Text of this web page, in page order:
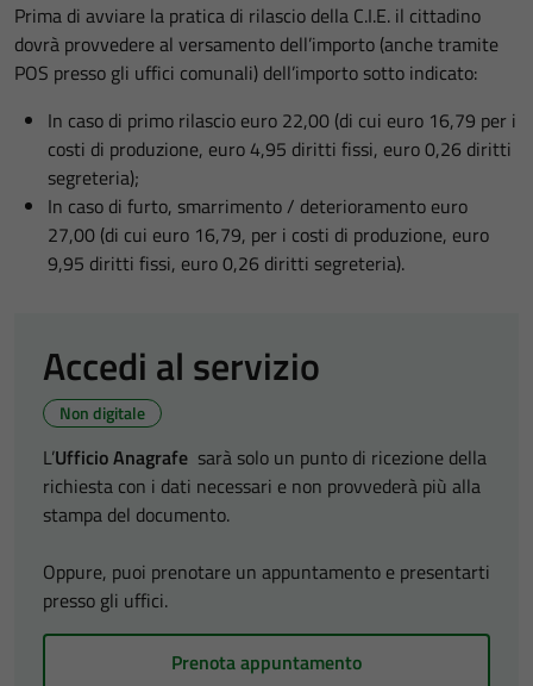
Prima di avviare la pratica di rilascio della C.I.E. il cittadino
dovrà provvedere al versamento dell’importo (anche tramite
POS presso gli uffici comunali) dell’importo sotto indicato:
In caso di primo rilascio euro 22,00 (di cui euro 16,79 per i
costi di produzione, euro 4,95 diritti fissi, euro 0,26 diritti
segreteria);
In caso di furto, smarrimento / deterioramento euro
27,00 (di cui euro 16,79, per i costi di produzione, euro
9,95 diritti fissi, euro 0,26 diritti segreteria).
Accedi al servizio
Non digitale
L’Ufficio Anagrafe sarà solo un punto di ricezione della
richiesta con i dati necessari e non provvederà più alla
stampa del documento.
Oppure, puoi prenotare un appuntamento e presentarti
presso gli uffici.
Prenota appuntamento